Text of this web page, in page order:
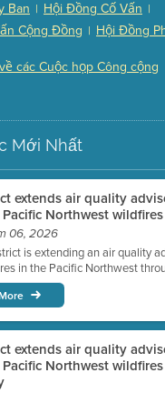
Presentation (Part 3 of 3) (168 Kb
Meeting Details
Submit a comment
time.
Watch for real-time closed
Learn
Ban | Hội Đồng Cố Vấn |
Cộng Đồng | Hội Đồng
các Cuộc họp Công cộng
Mới Nhất
extends air quality
Northwest
06, 2026
is extending an air quality
in the Pacific Northwest
extends air quality
Northwest